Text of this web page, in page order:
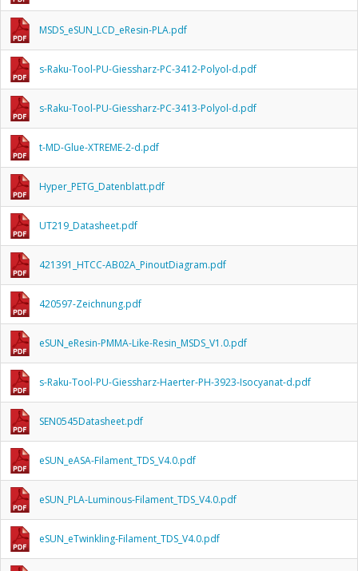
MSDS_eSUN_LCD_eResin-PLA.pdf
s-Raku-Tool-PU-Giessharz-PC-3412-Polyol-d.pdf
s-Raku-Tool-PU-Giessharz-PC-3413-Polyol-d.pdf
t-MD-Glue-XTREME-2-d.pdf
Hyper_PETG_Datenblatt.pdf
UT219_Datasheet.pdf
421391_HTCC-AB02A_PinoutDiagram.pdf
420597-Zeichnung.pdf
eSUN_eResin-PMMA-Like-Resin_MSDS_V1.0.pdf
s-Raku-Tool-PU-Giessharz-Haerter-PH-3923-Isocyanat-d.pdf
SEN0545Datasheet.pdf
eSUN_eASA-Filament_TDS_V4.0.pdf
eSUN_PLA-Luminous-Filament_TDS_V4.0.pdf
eSUN_eTwinkling-Filament_TDS_V4.0.pdf